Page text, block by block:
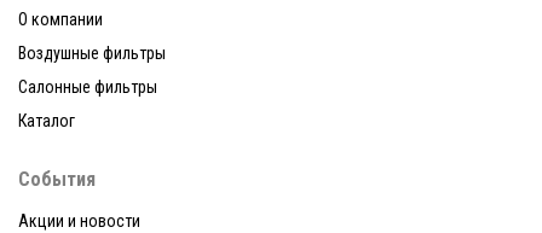
О компании
Воздушные фильтры
Салонные фильтры
Каталог
События
Акции и новости